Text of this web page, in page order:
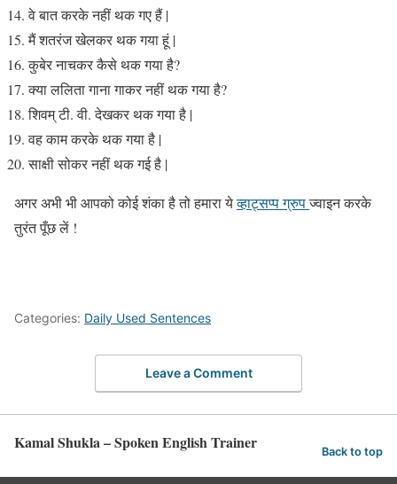
वे बात करके नहीं थक गए हैं |
मैं शतरंज खेलकर थक गया हूं |
कुबेर नाचकर कैसे थक गया है?
क्या ललिता गाना गाकर नहीं थक गया है?
शिवम् टी. वी. देखकर थक गया है |
वह काम करके थक गया है |
साक्षी सोकर नहीं थक गई है |
अगर अभी भी आपको कोई शंका है तो हमारा येव्हाट्सप्प ग्रुपज्वाइन करके
तुरंत पूँछ लें !
Categories: Daily Used Sentences
Leave a Comment
Kamal Shukla – Spoken English Trainer Back to top